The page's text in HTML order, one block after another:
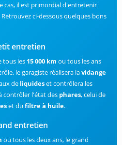
cas, il est primordial d'entretenir
ci-dessous quelques bons
entretien
tous les 15 000 km ou tous les ans
le garagiste réalisera lavidange
de liquideset contrôlera les
contrôler l'état des phares, celui de
et du filtre à huile.
entretien
ou tous les deux ans, le grand